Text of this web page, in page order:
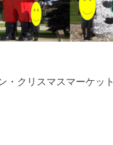
・クリスマスマーケット